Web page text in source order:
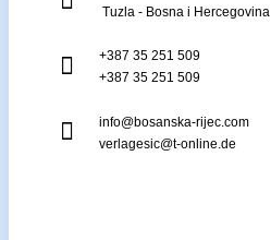
Tuzla - Bosna i Hercegovina
+387 35 251 509
+387 35 251 509
info@bosanska-rijec.com
verlagesic@t-online.de